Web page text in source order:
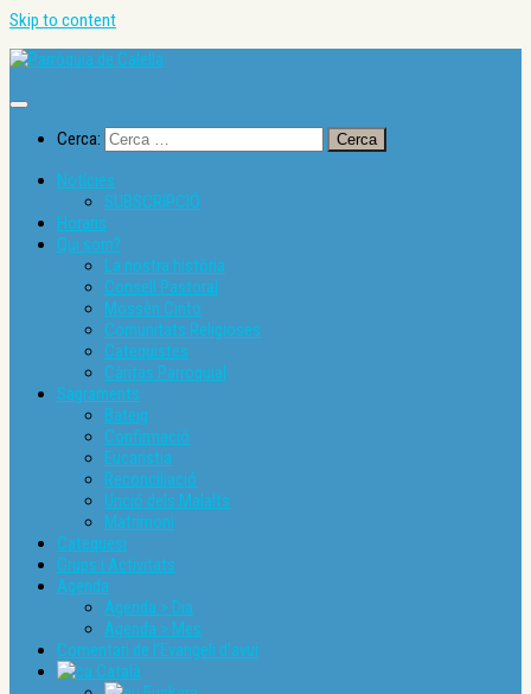
Skip to content
Cerca:
Notícies
SUBSCRIPCIÓ
Horaris
Qui som?
La nostra història
Consell Pastoral
Mossèn Cinto
Comunitats Religioses
Catequistes
Càritas Parroquial
Sagraments
Bateig
Confirmació
Eucaristia
Reconciliació
Unció dels Malalts
Matrimoni
Catequesi
Grups i Activitats
Agenda
Agenda > Dia
Agenda > Mes
Comentari de l’Evangeli d’avui
Català